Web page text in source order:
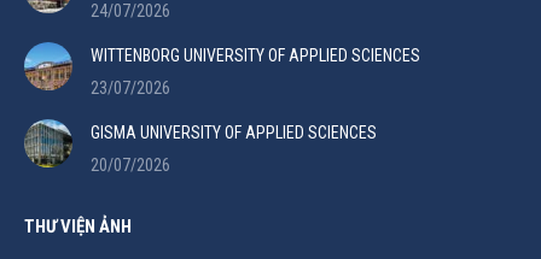
24/07/2026
WITTENBORG UNIVERSITY OF APPLIED SCIENCES
23/07/2026
GISMA UNIVERSITY OF APPLIED SCIENCES
20/07/2026
THƯ VIỆN ẢNH